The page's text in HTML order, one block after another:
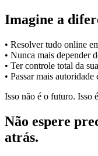
Imagine a
• Resolver tudo online
• Nunca mais depender
• Ter controle total da
• Passar mais autoridade
Isso não é o futuro. Isso
Não espere
atrás.